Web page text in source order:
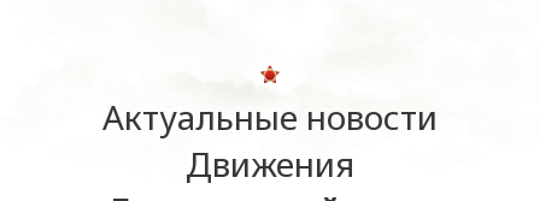
Актуальные новости
Движения